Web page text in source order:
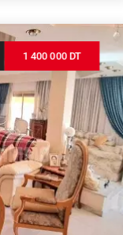
1 400 000 DT